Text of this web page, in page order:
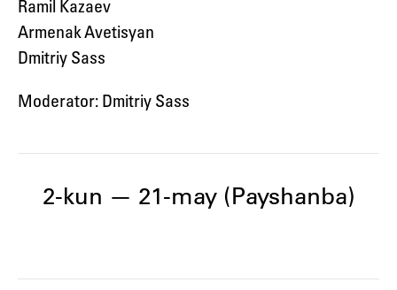
Ramil Kazaev
Armenak Avetisyan
Dmitriy Sass
Moderator: Dmitriy Sass
2-kun — 21-may (Payshanba)